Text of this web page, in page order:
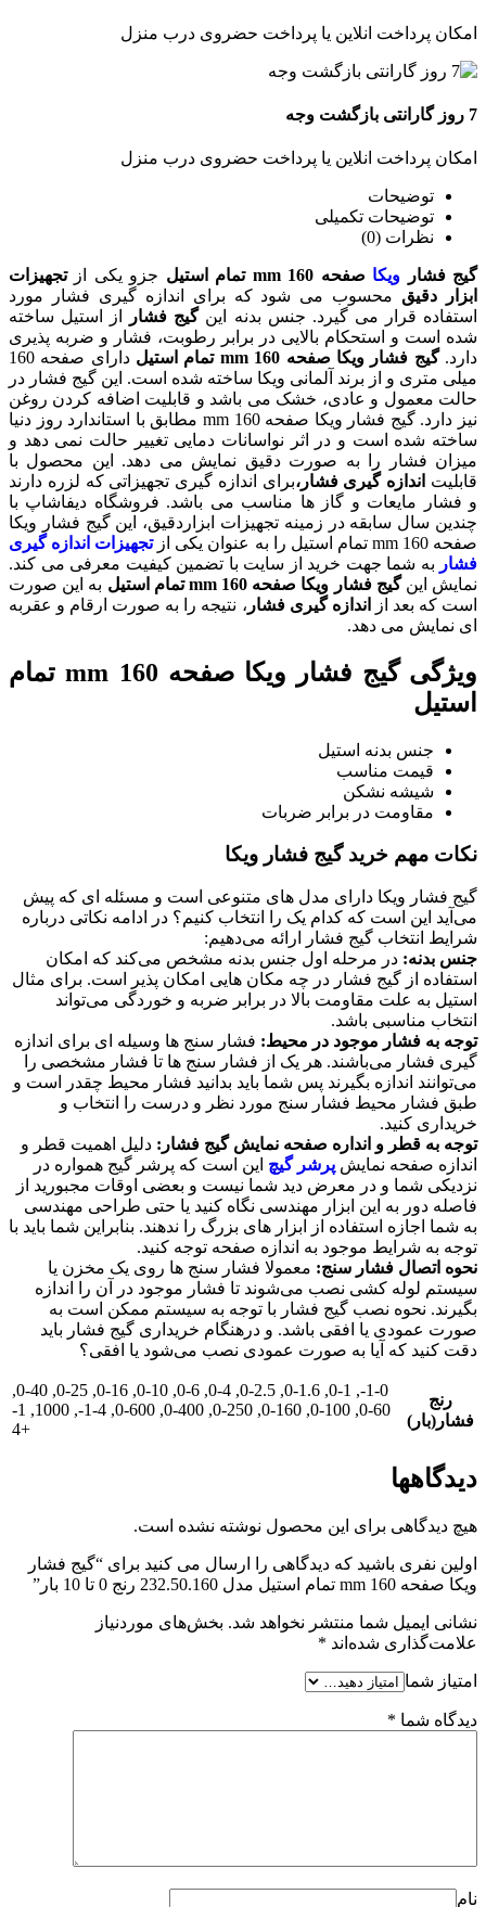
امکان پرداخت انلاین یا پرداخت حضروی درب منزل
7 روز گارانتی بازگشت وجه
امکان پرداخت انلاین یا پرداخت حضروی درب منزل
توضیحات
توضیحات تکمیلی
نظرات (0)
گیج فشار ویکا صفحه 160 mm تمام استیل جزو یکی ازتجهیزات
ابزار دقیق محسوب می شود که برای اندازه گیری فشار مورد
استفاده قرار می گیرد. جنس بدنه اینگیج فشار
از استیل ساخته
شده است و استحکام بالایی در برابر رطوبت، فشار و ضربه پذیری
دارد.گیج فشار ویکا صفحه 160 mm تمام استیل
دارای صفحه 160
میلی متری و از برند آلمانی ویکا ساخته شده است. این گیج فشار در
حالت معمول و عادی، خشک می باشد و قابلیت اضافه کردن روغن
نیز دارد. گیج فشار ویکا صفحه 160 mm مطابق با استاندارد روز دنیا
ساخته شده است و در اثر نواسانات دمایی تغییر حالت نمی دهد و
میزان فشار را به صورت دقیق نمایش می دهد. این محصول با
قابلیت اندازه گیری فشار،برای اندازه گیری تجهیزاتی که لزره دارند
و فشار مایعات و گاز ها مناسب می باشد. فروشگاه دیفاشاپ با
چندین سال سابقه در زمینه تجهیزات ابزاردقیق، این گیج فشار ویکا
صفحه 160 mm تمام استیل را به عنوان یکی از
تجهیزات اندازه گیری
فشار به شما جهت خرید از سایت با تضمین کیفیت معرفی می کند.
نمایش این گیج فشار ویکا صفحه 160 mm تمام استیل
به این صورت
است که بعد از
اندازه گیری فشار ، نتیجه را به صورت ارقام و عقربه
ای نمایش می دهد.
ویژگی گیج فشار ویکا صفحه 160 mm تمام
استیل
جنس بدنه استیل
قیمت مناسب
شیشه نشکن
مقاومت در برابر ضربات
نکات مهم خرید گیج فشار ویکا
گیج فشار ویکا دارای مدل های متنوعی است و مسئله ای که پیش
می‌آید این است که کدام یک را انتخاب کنیم؟ در ادامه نکاتی درباره
شرایط انتخاب گیج فشار ارائه می‌دهیم:
جنس بدنه: در مرحله اول جنس بدنه مشخص می‌کند که امکان
استفاده از گیج فشار در چه مکان هایی امکان پذیر است. برای مثال
استیل به علت مقاومت بالا در برابر ضربه و خوردگی می‌تواند
انتخاب مناسبی باشد.
توجه به فشار موجود در محیط: فشار سنج ها وسیله ای برای اندازه
گیری فشار می‌باشند. هر یک از فشار سنج ها تا فشار مشخصی را
می‌توانند اندازه بگیرند پس شما باید بدانید فشار محیط چقدر است و
طبق فشار محیط فشار سنج مورد نظر و درست را انتخاب و
خریداری کنید.
توجه به قطر و انداره صفحه نمایش گیج فشار: دلیل اهمیت قطر و
اندازه صفحه نمایش پرشر گیچ این است که پرشر گیج همواره در
نزدیکی شما و در معرض دید شما نیست و بعضی اوقات مجبورید از
فاصله دور به این ابزار مهندسی نگاه کنید یا حتی طراحی مهندسی
به شما اجازه استفاده از ابزار های بزرگ را ندهند. بنابراین شما باید با
توجه به شرایط موجود به اندازه صفحه توجه کنید.
نحوه اتصال فشار سنج: معمولا فشار سنج ها روی یک مخزن یا
سیستم لوله کشی نصب می‌شوند تا فشار موجود در آن را اندازه
بگیرند. نحوه نصب گیج فشار با توجه به سیستم ممکن است به
صورت عمودی یا افقی باشد. و درهنگام خریداری گیج فشار باید
دقت کنید که آیا به صورت عمودی نصب می‌شود یا افقی؟
رنج
فشار(بار)
1-0-
,
0-1
,
0-1.6
,
0-2.5
,
0-4
,
0-6
,
0-10
,
0-16
,
0-25
,
0-40
,
0-60
,
0-100
,
0-160
,
0-250
,
0-400
,
0-600
,
1-4-
,
1000
,
1-
+4
دیدگاهها
هیچ دیدگاهی برای این محصول نوشته نشده است.
اولین نفری باشید که دیدگاهی را ارسال می کنید برای “گیج فشار
ویکا صفحه 160 mm تمام استیل مدل 232.50.160 رنج 0 تا 10 بار”
نشانی ایمیل شما منتشر نخواهد شد. بخش‌های موردنیاز
علامت‌گذاری شده‌اند *
امتیاز شما
دیدگاه شما *
نام